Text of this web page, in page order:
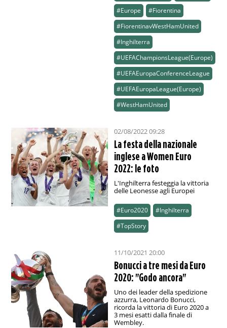
#Europe
#Fiorentina
#FiorentinavWestHamUnited
#Inghilterra
#UEFAChampionsLeague(Europe)
#UEFAEuropaConferenceLeague
#UEFAEuropaLeague(Europe)
#WestHamUnited
02/08/2022 09:28
La festa della nazionale
inglese a Women Euro
2022: le foto
L'Inghilterra festeggia la vittoria
delle Leonesse agli Europei
#Euro2020
#Inghilterra
#TopStory
11/10/2021 20:00
Bonucci a tre mesi da Euro
2020: "Godo ancora"
Uno dei leader della spedizione
azzurra, Leonardo Bonucci,
ricorda la vittoria di Euro 2020 a
3 mesi esatti dalla finale di
Wembley.